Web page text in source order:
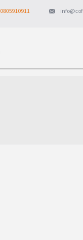
0805910911